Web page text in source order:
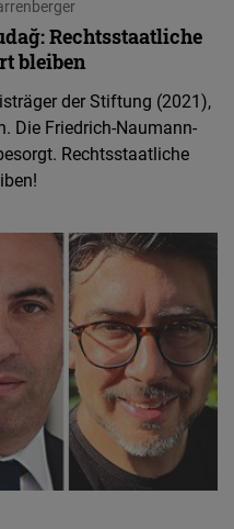
Rechtsstaatliche
bleiben
der Stiftung (2021),
Die Friedrich-Naumann-
Rechtsstaatliche